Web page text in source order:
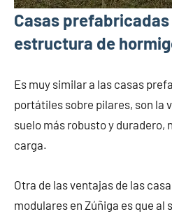
Casas
estructura de
Es muy similar a las casas
portátiles sobre pilares, son la
suelo más robusto y duradero,
carga.
Otra de las ventajas de las
modulares en Zúñiga es que al